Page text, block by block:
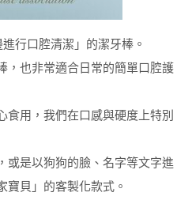
行口腔清潔」的潔牙棒。
，也非常適合日常的簡單口腔護
食用，我們在口感與硬度上特別
或是以狗狗的臉、名字等文字進
寶貝」的客製化款式。